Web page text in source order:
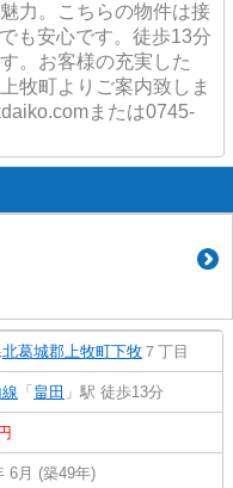
力。こちらの物件は接
も安心です。徒歩13分
。お客様の充実した
牧町よりご案内致しま
または0745-
北葛城郡上牧町下牧 ７丁目
「 畠田 」駅 徒歩13分
6月 (築49年)